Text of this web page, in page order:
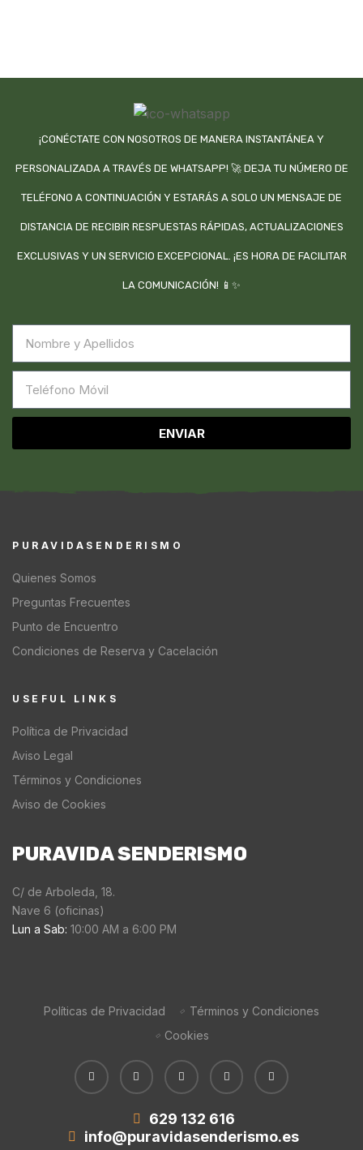
¡CONÉCTATE CON NOSOTROS DE MANERA INSTANTÁNEA Y
PERSONALIZADA A TRAVÉS DE WHATSAPP! 🚀 DEJA TU NÚMERO DE
TELÉFONO A CONTINUACIÓN Y ESTARÁS A SOLO UN MENSAJE DE
DISTANCIA DE RECIBIR RESPUESTAS RÁPIDAS, ACTUALIZACIONES
EXCLUSIVAS Y UN SERVICIO EXCEPCIONAL. ¡ES HORA DE FACILITAR
LA COMUNICACIÓN! 📱✨
ENVIAR
PURAVIDASENDERISMO
Quienes Somos
Preguntas Frecuentes
Punto de Encuentro
Condiciones de Reserva y Cacelación
USEFUL LINKS
Política de Privacidad
Aviso Legal
Términos y Condiciones
Aviso de Cookies
PURAVIDA SENDERISMO
C/ de Arboleda, 18.
Nave 6 (oficinas)
Lun a Sab: 10:00 AM a 6:00 PM
Políticas de Privacidad
Términos y Condiciones
Cookies
629 132 616
info@puravidasenderismo.es